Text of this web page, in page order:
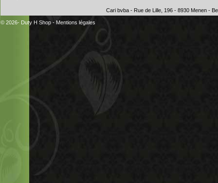
Cari bvba - Rue de Lille, 196 - 8930 Menen -
© 2026- Duty H Shop - Mentions légales